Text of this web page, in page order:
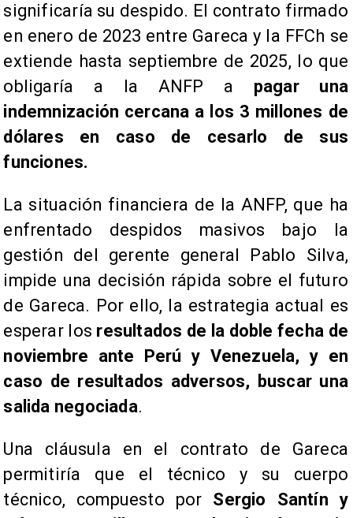
significaría su despido. El contrato firmado
en enero de 2023 entre Gareca y la FFCh se
extiende hasta septiembre de 2025, lo que
obligaría a la ANFP a pagar una
indemnización cercana a los 3 millones de
dólares en caso de cesarlo de sus
funciones.
La situación financiera de la ANFP, que ha
enfrentado despidos masivos bajo la
gestión del gerente general Pablo Silva,
impide una decisión rápida sobre el futuro
de Gareca. Por ello, la estrategia actual es
esperar los resultados de la doble fecha de
noviembre ante Perú y Venezuela, y en
caso de resultados adversos, buscar una
salida negociada.
Una cláusula en el contrato de Gareca
permitiría que el técnico y su cuerpo
técnico, compuesto por Sergio Santín y